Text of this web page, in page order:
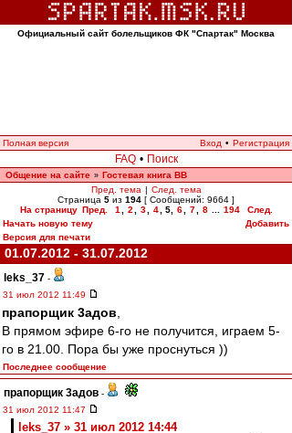
Официальный сайт болельщиков ФК "Спартак" Москва
Полная версия Вход • Регистрация
FAQ • Поиск
Общение на сайте » Гостевая книга ВВ
Пред. тема | След. тема
Страница 5 из 194 [ Сообщений: 9664 ]
На страницу Пред. 1 2 3 4 5, 6 7 8 194
След.
Начать новую тему
Добавить
Версия для печати
01.07.2012 - 31.07.2012
leks_37 -
31 июл 2012 11:49
прапорщик 3адoв
В прямом эфире 6-го не получится, играем 5-
го в 21.00. Пора бы уже проснуться ))
Последнее сообщение
прапорщик 3адoв -
31 июл 2012 11:47
leks_37 » 31 июл 2012 14:44